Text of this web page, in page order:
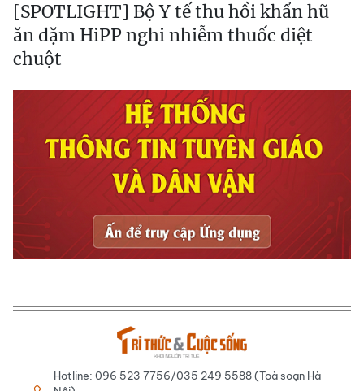
[SPOTLIGHT] Bộ Y tế thu hồi khẩn hũ
ăn dặm HiPP nghi nhiễm thuốc diệt
chuột
Hotline: 096 523 7756/035 249 5588 (Toà soạn Hà